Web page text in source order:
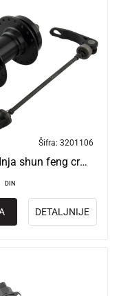
Šifra: 3201106
Glava zadnja shun feng crna brzo skidajuća, kasetna za disk, 36r
DIN
DETALJNIJE